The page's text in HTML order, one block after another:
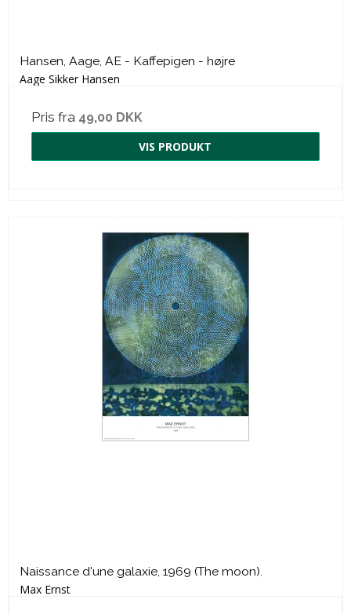
Hansen, Aage, AE - Kaffepigen - højre
Aage Sikker Hansen
Pris fra 49,00 DKK
VIS PRODUKT
Naissance d'une galaxie, 1969 (The moon).
Max Ernst